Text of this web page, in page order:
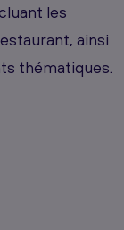
les
ainsi
thématiques.